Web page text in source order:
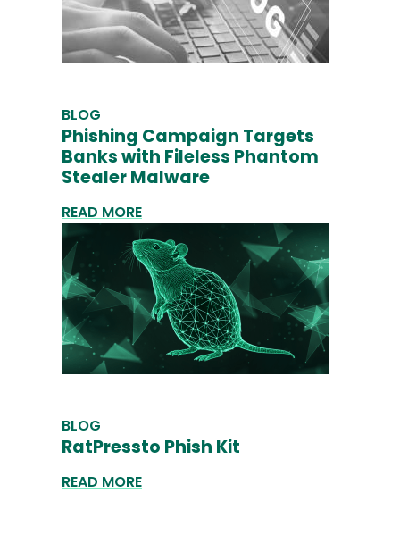
BLOG
Phishing Campaign Targets
Banks with Fileless Phantom
Stealer Malware
READ MORE
BLOG
RatPressto Phish Kit
READ MORE